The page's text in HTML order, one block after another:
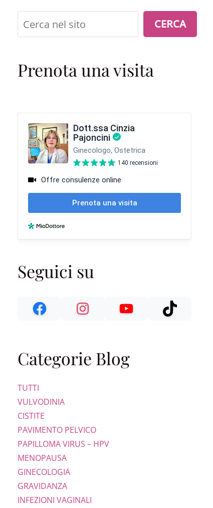
DA INFEZIONE
Cerca CERCA
Prenota una visita
Seguici su
Categorie Blog
TUTTI
VULVODINIA
CISTITE
PAVIMENTO PELVICO
PAPILLOMA VIRUS – HPV
MENOPAUSA
GINECOLOGIA
GRAVIDANZA
INFEZIONI VAGINALI